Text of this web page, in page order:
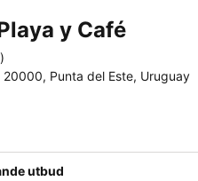
y Café
)
20000, Punta del Este, Uruguay
utbud